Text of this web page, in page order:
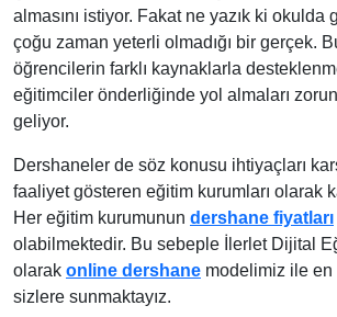
almasını istiyor. Fakat ne yazık ki okulda
çoğu zaman yeterli olmadığı bir gerçek.
öğrencilerin farklı kaynaklarla
eğitimciler önderliğinde yol almaları
geliyor.
Dershaneler de söz konusu ihtiyaçları
faaliyet gösteren eğitim kurumları olarak
Her eğitim kurumunun dershane fiyatları
olabilmektedir. Bu sebeple İlerlet Dijital
olarak online dershane modelimiz ile en
sizlere sunmaktayız.